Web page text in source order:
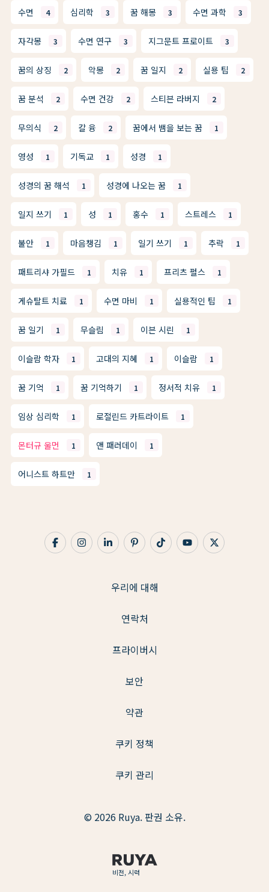
수면 4 심리학 3 꿈 해몽 3 수면 과학 3
자각몽 3 수면 연구 3 지그문트 프로이트 3
꿈의 상징 2 악몽 2 꿈 일지 2 실용 팁 2
꿈 분석 2 수면 건강 2 스티븐 라버지 2
무의식 2 칼 융 2 꿈에서 뱀을 보는 꿈 1
영성 1 기독교 1 성경 1
성경의 꿈 해석 1 성경에 나오는 꿈 1
일지 쓰기 1 성 1 홍수 1 스트레스 1
불안 1 마음챙김 1 일기 쓰기 1 추락 1
패트리샤 가필드 1 치유 1 프리츠 펄스 1
게슈탈트 치료 1 수면 마비 1 실용적인 팁 1
꿈 일기 1 무슬림 1 이븐 시린 1
이슬람 학자 1 고대의 지혜 1 이슬람 1
꿈 기억 1 꿈 기억하기 1 정서적 치유 1
임상 심리학 1 로절린드 카트라이트 1
몬터규 울먼 1 앤 패러데이 1
어니스트 하트만 1
비전, 시력
우리에 대해
연락처
프라이버시
보안
약관
쿠키 정책
쿠키 관리
© 2026 Ruya. 판권 소유.